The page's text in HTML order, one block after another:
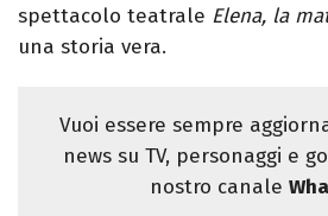
spettacolo teatrale Elena, la
una storia vera.
Vuoi essere sempre
news su TV, personaggi e
nostro canale